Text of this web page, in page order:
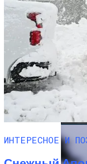
В
ИНТЕРЕСНОЕ И